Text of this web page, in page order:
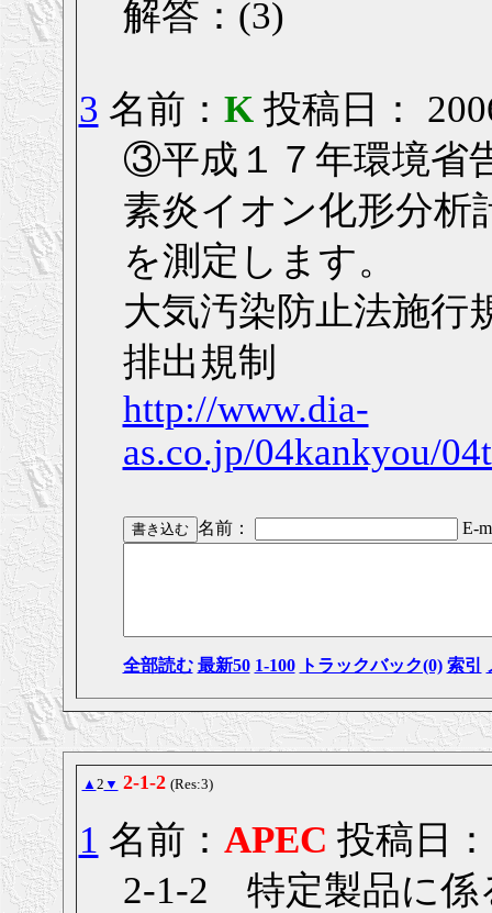
解答：(3)
3 名前： K 投稿日：
③平成１７年環境省
素炎イオン化形分析
を測定します。
大気汚染防止法施
排出規制
http://www.dia-
as.co.jp/04kankyou/
名前： E-
全部読む 最新50 1-100 トラックバック(0) 索引
▲ 2 ▼ 2-1-2 (Res:3)
1 名前： APEC 投稿日
2-1-2 特定製品に係